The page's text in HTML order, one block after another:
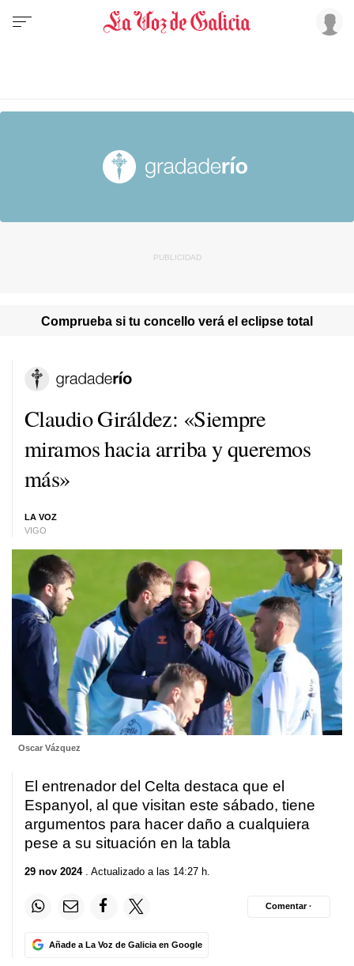
Comprueba si tu concello verá el eclipse total
Claudio Giráldez: «Siempre
miramos hacia arriba y queremos
más»
LA VOZ
VIGO
Oscar Vázquez
El entrenador del Celta destaca que el
Espanyol, al que visitan este sábado, tiene
argumentos para hacer daño a cualquiera
pese a su situación en la tabla
29 nov 2024. Actualizado a las 14:27 h.
Añade a La Voz de Galicia en Google
Comentar ·